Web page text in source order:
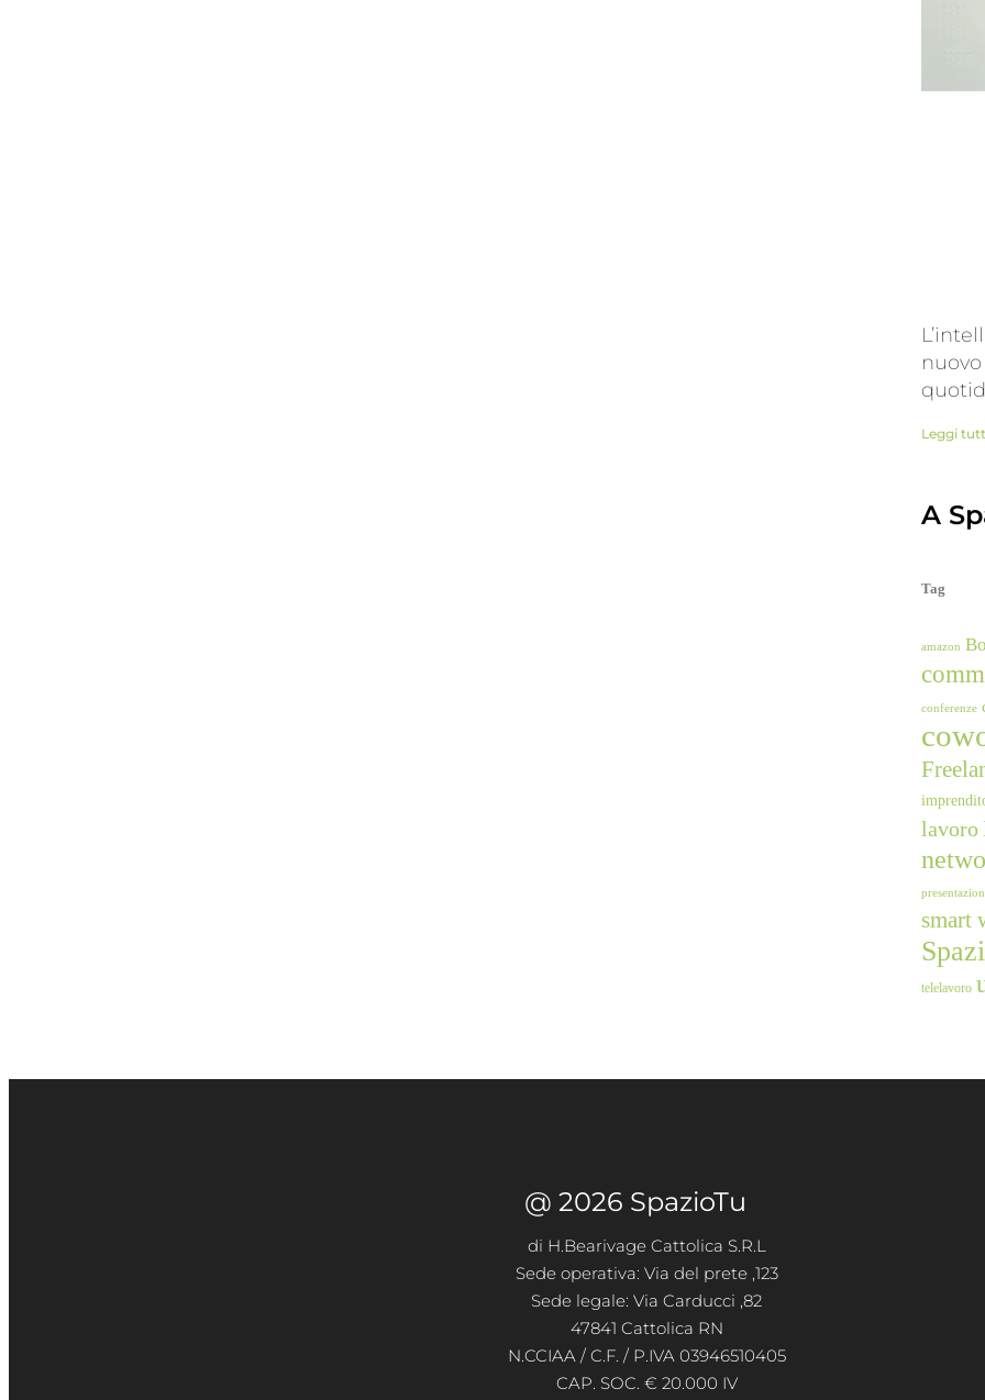
Leggi
A
Tag
amazon
conferenze
lavoro
smart
telelavoro
@ 2026 SpazioTu
di H.Bearivage Cattolica S.R.L
Sede operativa: Via del prete ,123
Sede legale: Via Carducci ,82
47841 Cattolica RN
N.CCIAA / C.F. / P.IVA 03946510405
CAP. SOC. € 20.000 IV